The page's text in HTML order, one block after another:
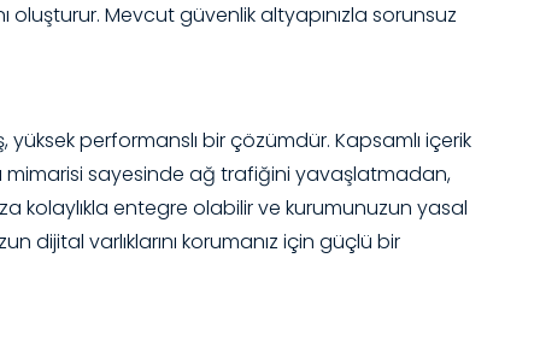
Mevcut güvenlik altyapınızla sorunsuz
performanslı bir çözümdür. Kapsamlı içerik
mimarisi sayesinde ağ trafiğini yavaşlatmadan,
kolaylıkla entegre olabilir ve kurumunuzun yasal
dijital varlıklarını korumanız için güçlü bir